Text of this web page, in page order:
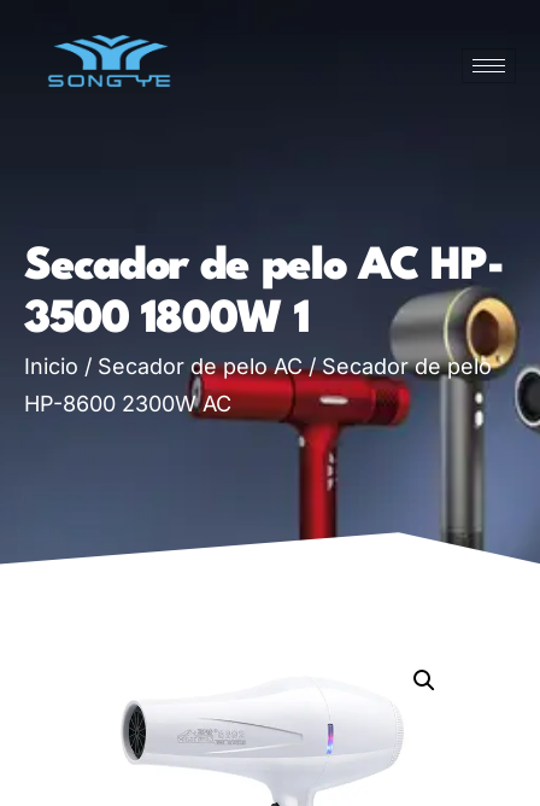
Secador de pelo AC HP-
3500 1800W 1
Inicio / Secador de pelo AC/ Secador de pelo
HP-8600 2300W AC